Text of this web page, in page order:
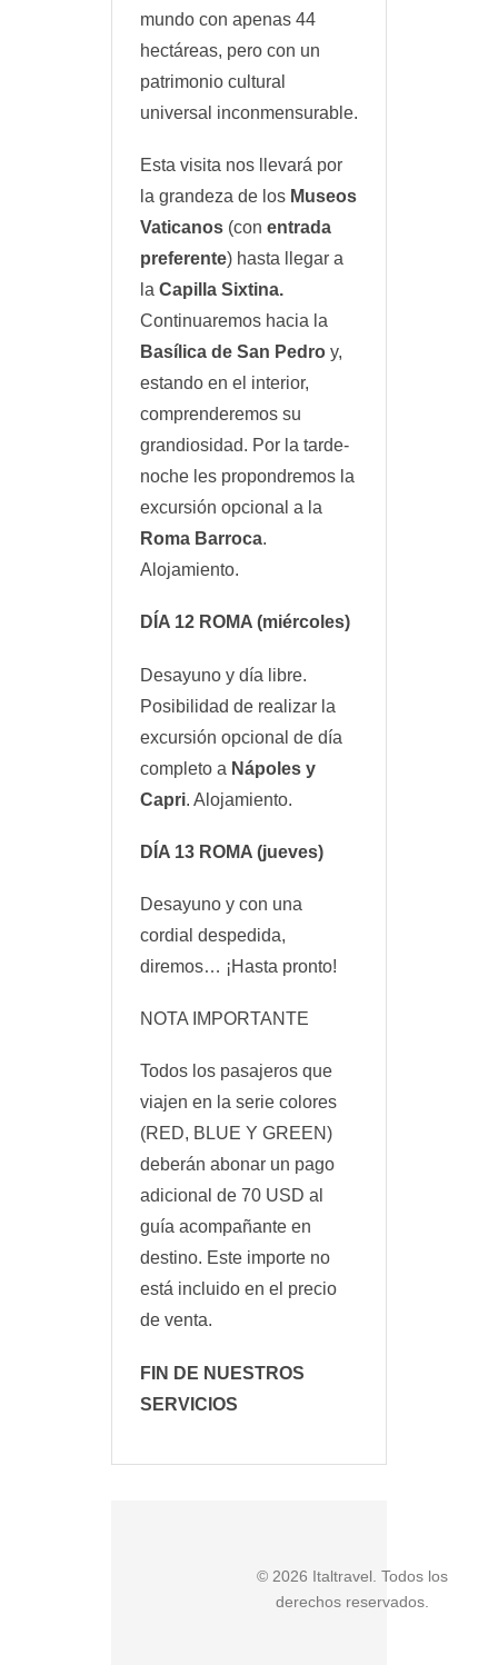
mundo con apenas 44
hectáreas, pero con un
patrimonio cultural
universal inconmensurable.
Esta visita nos llevará por
la grandeza de los Museos
Vaticanos (con entrada
preferente) hasta llegar a
la Capilla Sixtina.
Continuaremos hacia la
Basílica de San Pedro y,
estando en el interior,
comprenderemos su
grandiosidad. Por la tarde-
noche les propondremos la
excursión opcional a la
Roma Barroca.
Alojamiento.
DÍA 12 ROMA (miércoles)
Desayuno y día libre.
Posibilidad de realizar la
excursión opcional de día
completo a Nápoles y
Capri. Alojamiento.
DÍA 13 ROMA (jueves)
Desayuno y con una
cordial despedida,
diremos… ¡Hasta pronto!
NOTA IMPORTANTE
Todos los pasajeros que
viajen en la serie colores
(RED, BLUE Y GREEN)
deberán abonar un pago
adicional de 70 USD al
guía acompañante en
destino. Este importe no
está incluido en el precio
de venta.
FIN DE NUESTROS
SERVICIOS
© 2026 Italtravel. Todos los
derechos reservados.